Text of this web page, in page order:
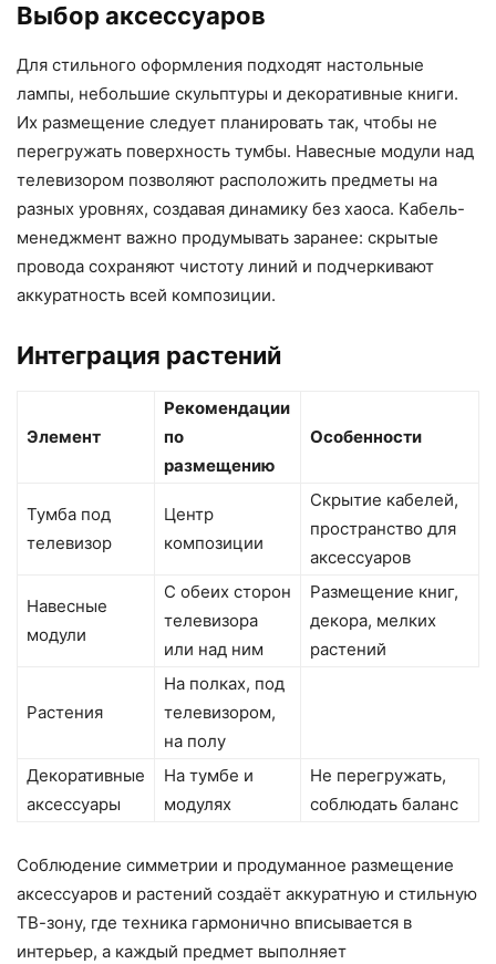
Выбор аксессуаров
Для стильного оформления подходят настольные
лампы, небольшие скульптуры и декоративные книги.
Их размещение следует планировать так, чтобы не
перегружать поверхность тумбы. Навесные модули над
телевизором позволяют расположить предметы на
разных уровнях, создавая динамику без хаоса. Кабель-
менеджмент важно продумывать заранее: скрытые
провода сохраняют чистоту линий и подчеркивают
аккуратность всей композиции.
Интеграция растений
Элемент
Рекомендации
по
размещению
Особенности
Тумба под
телевизор
Центр
композиции
Скрытие кабелей,
пространство для
аксессуаров
Навесные
модули
С обеих сторон
телевизора
или над ним
Размещение книг,
декора, мелких
растений
Растения
На полках, под
телевизором,
на полу
Декоративные
аксессуары
На тумбе и
модулях
Не перегружать,
соблюдать баланс
Соблюдение симметрии и продуманное размещение
аксессуаров и растений создаёт аккуратную и стильную
ТВ-зону, где техника гармонично вписывается в
интерьер, а каждый предмет выполняет